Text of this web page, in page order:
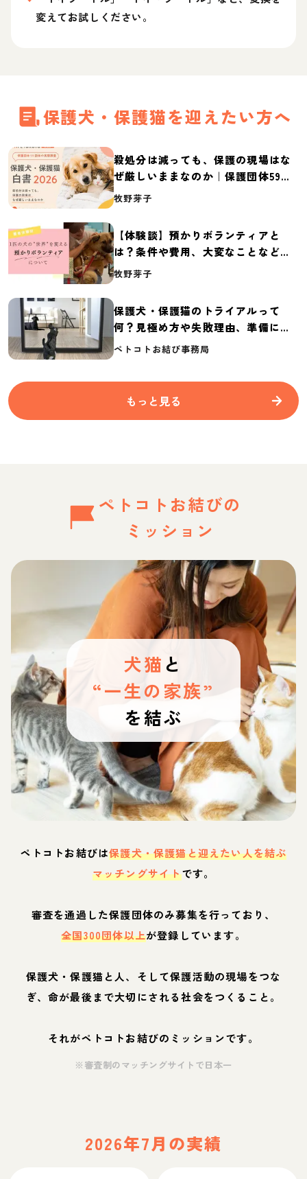
変えてお試しください。
保護犬・保護猫を迎えたい方へ
殺処分は減っても、保護の現場はな
ぜ厳しいままなのか｜保護団体59団
体の実態調査【保護犬・保護猫白書
牧野芽子
【体験談】預かりボランティアと
は？条件や費用、大変なことなど紹
介
牧野芽子
保護犬・保護猫のトライアルって
何？見極め方や失敗理由、準備に必
要なものを紹介
ペトコトお結び事務局
もっと見る
ペトコトお結びの
ミッション
犬猫 と
“一生の家族”
を結ぶ
ペトコトお結びは保護犬・保護猫と迎えたい人を結ぶ
マッチングサイトです。
審査を通過した保護団体のみ募集を行っており、
全国300団体以上が登録しています。
保護犬・保護猫と人、そして保護活動の現場をつな
ぎ、命が最後まで大切にされる社会をつくること。
それがペトコトお結びのミッションです。
※審査制のマッチングサイトで日本一
2026年7月の実績